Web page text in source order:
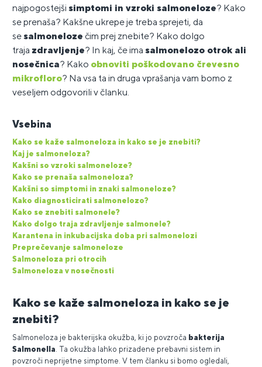
najpogostejši simptomi in vzroki salmoneloze? Kako
se prenaša? Kakšne ukrepe je treba sprejeti, da
sesalmoneloze čim prej znebite? Kako dolgo
traja zdravljenje? In kaj, če ima salmonelozo otrok ali
nosečnica? Kako obnoviti poškodovano črevesno
mikrofloro? Na vsa ta in druga vprašanja vam bomo z
veseljem odgovorili v članku.
Vsebina
Kako se kaže salmoneloza in kako se je znebiti?
Kaj je salmoneloza?
Kakšni so vzroki salmoneloze?
Kako se prenaša salmoneloza?
Kakšni so simptomi in znaki salmoneloze?
Kako diagnosticirati salmonelozo?
Kako se znebiti salmonele?
Kako dolgo traja zdravljenje salmonele?
Karantena in inkubacijska doba pri salmonelozi
Preprečevanje salmoneloze
Salmoneloza pri otrocih
Salmoneloza v nosečnosti
Kako se kaže salmoneloza in kako se je
znebiti?
Salmoneloza je bakterijska okužba, ki jo povzroča bakterija
Salmonella . Ta okužba lahko prizadene prebavni sistem in
povzroči neprijetne simptome. V tem članku si bomo ogledali,